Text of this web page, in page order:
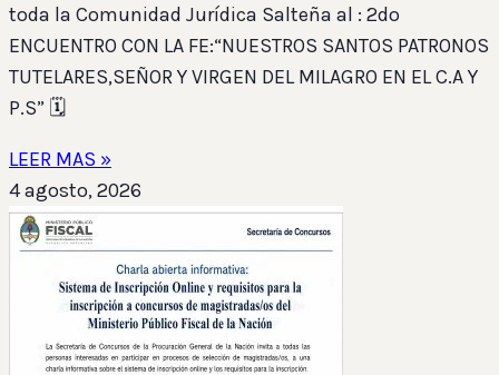
toda la Comunidad Jurídica Salteña al : 2do
ENCUENTRO CON LA FE:“NUESTROS SANTOS PATRONOS
TUTELARES,SEÑOR Y VIRGEN DEL MILAGRO EN EL C.A Y
P.S” 🗓️
LEER MAS »
4 agosto, 2026